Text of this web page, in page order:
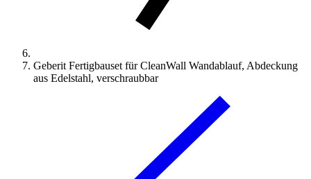
Geberit Fertigbauset für CleanWall Wandablauf, Abdeckung
aus Edelstahl, verschraubbar